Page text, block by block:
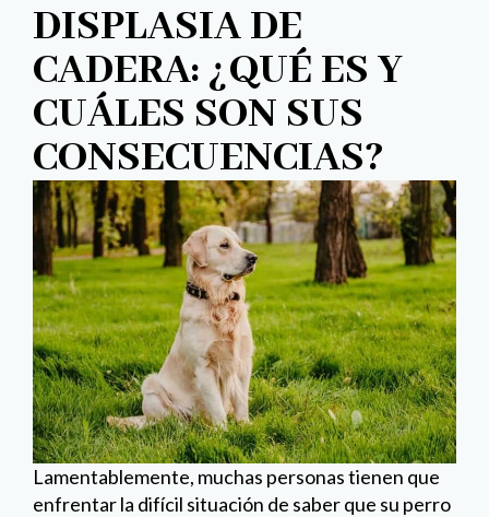
DISPLASIA DE
CADERA: ¿QUÉ ES Y
CUÁLES SON SUS
CONSECUENCIAS?
Lamentablemente, muchas personas tienen que
enfrentar la difícil situación de saber que su perro